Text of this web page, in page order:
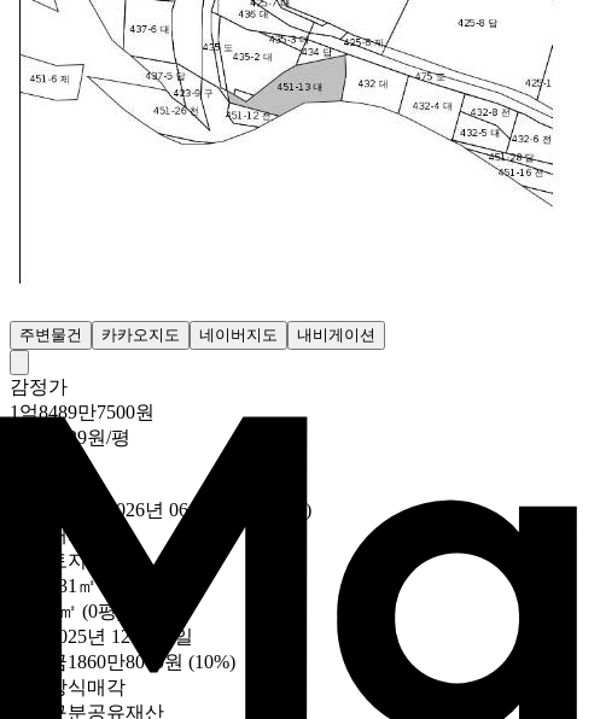
주변물건 카카오지도 네이버지도 내비게이션
감정가
1억8489만7500원
73만5529원/평
2026년 06월 12일 (10:00)
대지
토지전체
831㎡ (251.38평)
0㎡ (0평)
2025년 12월 22일
보증금1860만8000원 (10%)
처분방식매각
자산구분공유재산